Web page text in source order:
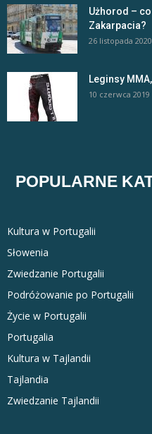
Użhorod –
Zakarpacia?
26 listopada 2020
Leginsy MMA,
10 czerwca 2019
POPULARNE
Kultura w Portugalii
Słowenia
Zwiedzanie Portugalii
Podróżowanie po Portugalii
Życie w Portugalii
Portugalia
Kultura w Tajlandii
Tajlandia
Zwiedzanie Tajlandii